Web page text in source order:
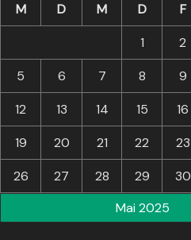
Mai 2025
M D M D F
1
2
5
6 7 8 9
12
13 14 15 16
19
20 21 22 23
26
27 28 29 30